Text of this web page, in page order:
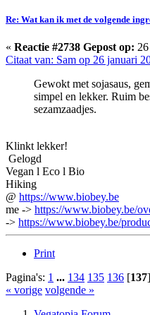
Re: Wat kan ik met de volgende
« Reactie #2738 Gepost op:
Citaat van: Sam op 26 januari
Gewokt met sojasaus,
simpel en lekker. Ruim
sezamzaadjes.
Klinkt lekker!
Gelogd
Vegan l Eco l Bio
Hiking
@ https://www.biobey.be
me -> https://www.biobey.be/
-> https://www.biobey.be/
Print
Pagina's: 1 ... 134 135 136 [137
« vorige volgende »